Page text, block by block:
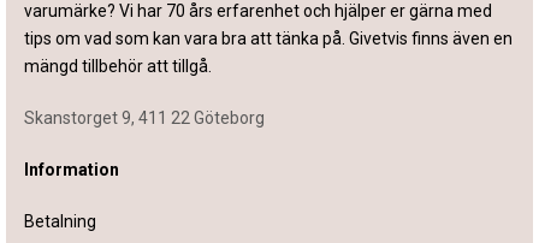
varumärke? Vi har 70 års erfarenhet och hjälper er gärna med
tips om vad som kan vara bra att tänka på. Givetvis finns även en
mängd tillbehör att tillgå.
Skanstorget 9, 411 22 Göteborg
Information
Betalning